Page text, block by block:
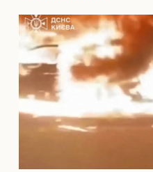
Kinh tế
Bất động sản